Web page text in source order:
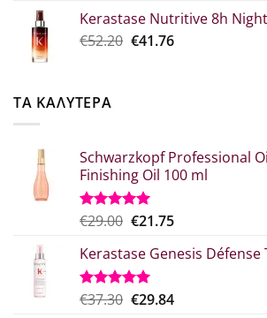
€26.00.είναι:
€20.80.
Kerastase Nutritive 8h
€52.20 Original
€41.76Η
ΤΑ ΚΑΛΥΤΕΡΑ
Schwarzkopf Professional
Finishing Oil 100 ml
Βαθμολογήθηκε
από 5
€29.00 Original
was:
€29.00.
€21.75Η
τιμή
€21.75.
Kerastase Genesis
Βαθμολογήθηκε
€37.30 Original
€29.84Η